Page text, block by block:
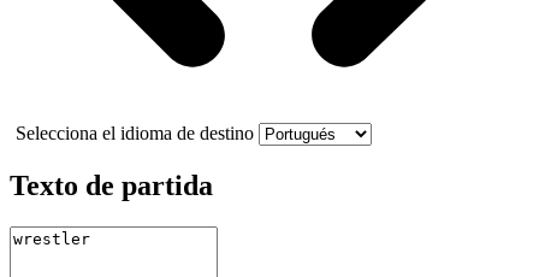
Selecciona el idioma de destino
Texto de partida